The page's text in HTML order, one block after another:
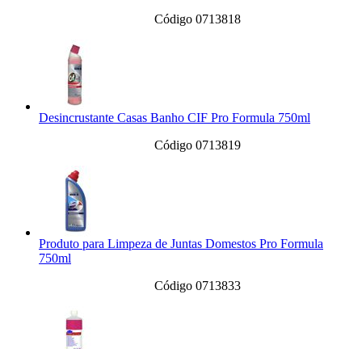
Código 0713818
Desincrustante Casas Banho CIF Pro Formula 750ml
Código 0713819
Produto para Limpeza de Juntas Domestos Pro Formula
750ml
Código 0713833